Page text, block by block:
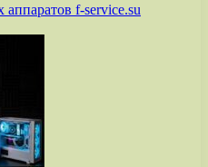
аппаратов f-service.su